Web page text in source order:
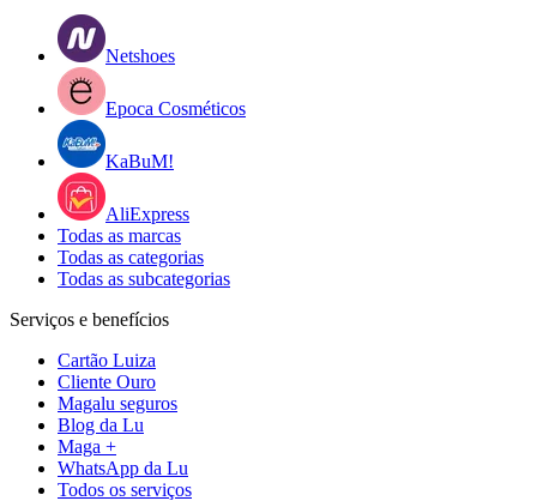
Netshoes
Epoca Cosméticos
KaBuM!
AliExpress
Todas as marcas
Todas as categorias
Todas as subcategorias
Serviços e benefícios
Cartão Luiza
Cliente Ouro
Magalu seguros
Blog da Lu
Maga +
WhatsApp da Lu
Todos os serviços